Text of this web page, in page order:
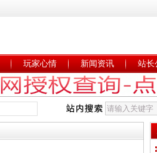
玩家心情 新闻资讯 站长